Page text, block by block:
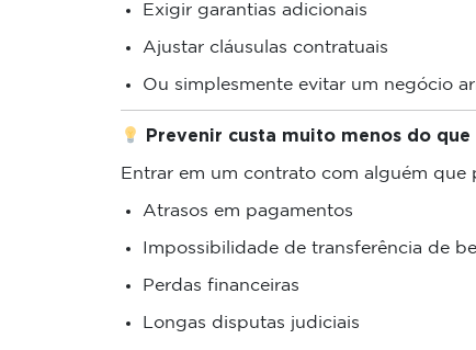
Exigir garantias adicionais
Ajustar cláusulas contratuais
Ou simplesmente evitar um negócio
Prevenir custa muito menos do
Entrar em um contrato com alguém que
Atrasos em pagamentos
Impossibilidade de transferência de
Perdas financeiras
Longas disputas judiciais